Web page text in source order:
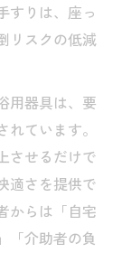
すりは、座っ
リスクの低減
用器具は、要
ています。
させるだけで
適さを提供で
からは「自宅
「介助者の負